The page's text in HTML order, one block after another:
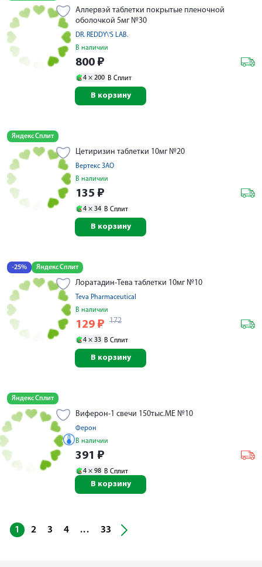
Аллервэй таблетки покрытые пленочной
оболочкой 5мг №30
DR. REDDY\'S LAB.
В наличии
800 ₽
4 × 200 В Сплит
В корзину
Яндекс Сплит
Цетиризин таблетки 10мг №20
Вертекс ЗАО
В наличии
135 ₽
4 × 34 В Сплит
В корзину
-25% Яндекс Сплит
Лоратадин-Тева таблетки 10мг №10
Teva Pharmaceutical
В наличии
129 ₽ 172
4 × 33 В Сплит
В корзину
Яндекс Сплит
Виферон-1 свечи 150тыс.МЕ №10
Ферон
В наличии
391 ₽
4 × 98 В Сплит
В корзину
1 2 3 4 ... 33